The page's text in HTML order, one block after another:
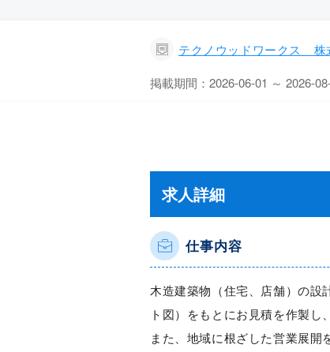
テクノウッドワークス 株
掲載期間：2026-06-01 ～ 2026-
求人詳細
仕事内容
木造建築物（住宅、店舗）の設
ト図）をもとにお見積を作製し
また、地域に根ざした営業展